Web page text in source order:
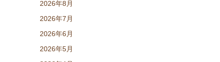
2026年8月
2026年7月
2026年6月
2026年5月